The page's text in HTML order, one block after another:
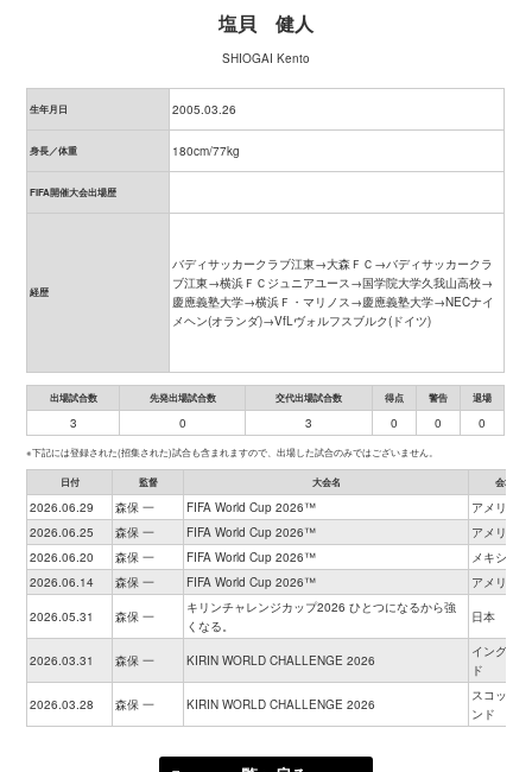
塩貝 健人
SHIOGAI Kento
生年月日 2005.03.26
身長／体重 180cm/77kg
FIFA開催大会出場歴
経歴
バディサッカークラブ江東→大森ＦＣ→バディサッカークラ
ブ江東→横浜ＦＣジュニアユース→国学院大学久我山高校→
慶應義塾大学→横浜Ｆ・マリノス→慶應義塾大学→NECナイ
メヘン(オランダ)→VfLヴォルフスブルク(ドイツ)
出場試合数 先発出場試合数 交代出場試合数 得点 警告 退場
3 0 3 0 0 0
※下記には登録された(招集された)試合も含まれますので、出場した試合のみではございません。
日付 監督 大会名 会場
2026.06.29 森保 一 FIFA World Cup 2026™
アメリカ
2026.06.25
森保 一 FIFA World Cup 2026™
アメリカ
2026.06.20
森保 一 FIFA World Cup 2026™
メキシコ
2026.06.14
森保 一 FIFA World Cup 2026™ アメリカ
2026.05.31 森保 一
キリンチャレンジカップ2026 ひとつになるから強
くなる。
日本
2026.03.31 森保 一 KIRIN WORLD CHALLENGE 2026
イングラン
ド
2026.03.28 森保 一 KIRIN WORLD CHALLENGE 2026
スコットラ
ンド